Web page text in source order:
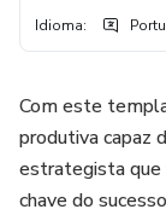
Idioma:
Com este
produtiva capaz
estrategista que
chave do